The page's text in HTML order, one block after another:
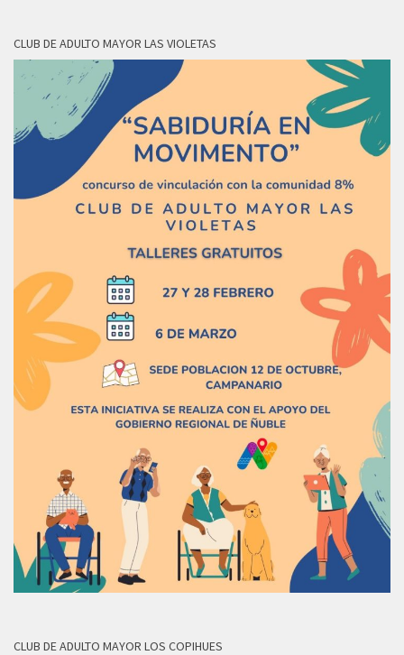
CLUB DE ADULTO MAYOR LAS VIOLETAS
CLUB DE ADULTO MAYOR LOS COPIHUES